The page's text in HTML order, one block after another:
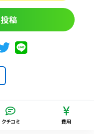
稿
クチコミ 費用